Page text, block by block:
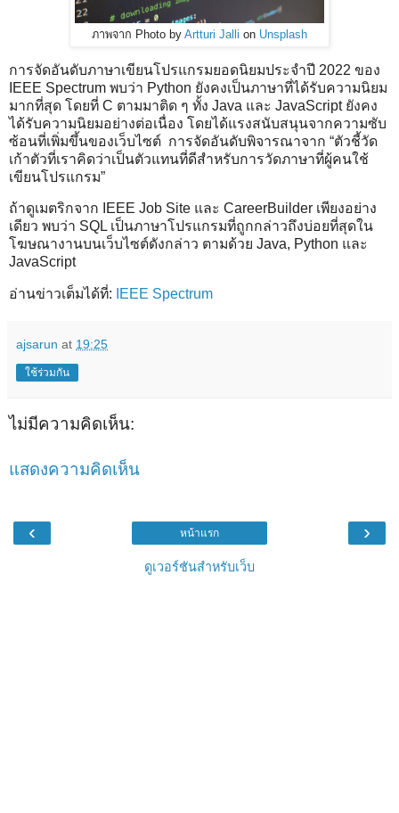
ภาพจาก Photo by Artturi Jalli on Unsplash
การจัดอันดับภาษาเขียนโปรแกรมยอดนิยมประจำปี 2022 ของ
IEEE Spectrum พบว่า Python ยังคงเป็นภาษาที่ได้รับความนิยม
มากที่สุด โดยที่ C ตามมาติด ๆ ทั้ง Java และ JavaScript ยังคง
ได้รับความนิยมอย่างต่อเนื่อง โดยได้แรงสนับสนุนจากความซับ
ซ้อนที่เพิ่มขึ้นของเว็บไซต์ การจัดอันดับพิจารณาจาก “ตัวชี้วัด
เก้าตัวที่เราคิดว่าเป็นตัวแทนที่ดีสำหรับการวัดภาษาที่ผู้คนใช้
เขียนโปรแกรม”
ถ้าดูเมตริกจาก IEEE Job Site และ CareerBuilder เพียงอย่าง
เดียว พบว่า SQL เป็นภาษาโปรแกรมที่ถูกกล่าวถึงบ่อยที่สุดใน
โฆษณางานบนเว็บไซต์ดังกล่าว ตามด้วย Java, Python และ
JavaScript
อ่านข่าวเต็มได้ที่: IEEE Spectrum
ajsarun at 19:25
ใช้ร่วมกัน
ไม่มีความคิดเห็น:
แสดงความคิดเห็น
‹ ›
หน้าแรก
ดูเวอร์ชันสำหรับเว็บ